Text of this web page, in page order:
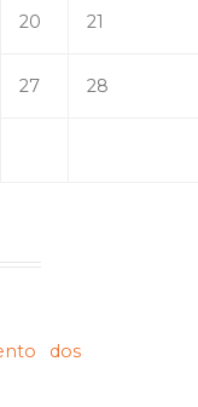
20 21
27 28
dos